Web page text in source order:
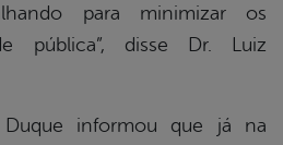
para minimizar os
pública”, disse Dr. Luiz
informou que já na